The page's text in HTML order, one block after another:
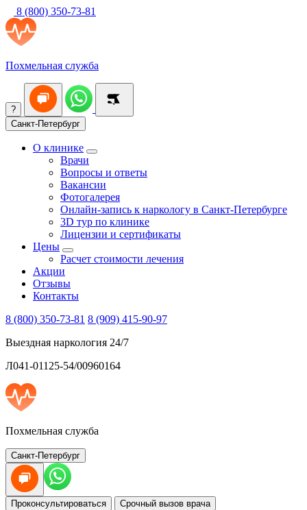
8 (800) 350-73-81
Похмельная служба
?
Санкт-Петербург
О клинике
Врачи
Вопросы и ответы
Вакансии
Фотогалерея
Онлайн-запись к наркологу в Санкт-Петербурге
3D тур по клинике
Лицензии и сертификаты
Цены
Расчет стоимости лечения
Акции
Отзывы
Контакты
8 (800) 350-73-81 8 (909) 415-90-97
Выездная наркология 24/7
Л041-01125-54/00960164
Похмельная служба
Санкт-Петербург
Проконсультироваться Срочный вызов врача